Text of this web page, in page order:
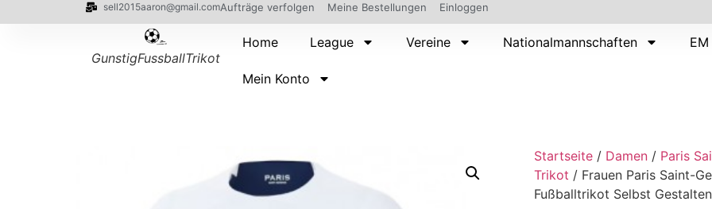
sell2015aaron@gmail.comAufträge verfolgen Meine Bestellungen Einloggen
GunstigFussballTrikot
Home League Vereine Nationalmannschaften
Mein Konto
Startseite / Damen / Paris
Trikot / Frauen Paris Saint-
Fußballtrikot Selbst Gestalten